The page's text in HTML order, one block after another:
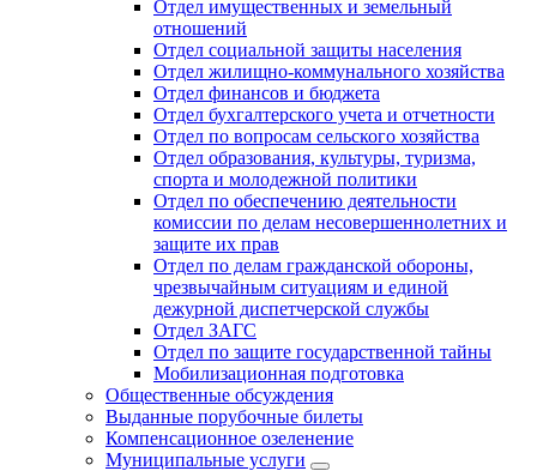
Отдел имущественных и земельный
отношений
Отдел социальной защиты населения
Отдел жилищно-коммунального хозяйства
Отдел финансов и бюджета
Отдел бухгалтерского учета и отчетности
Отдел по вопросам сельского хозяйства
Отдел образования, культуры, туризма,
спорта и молодежной политики
Отдел по обеспечению деятельности
комиссии по делам несовершеннолетних и
защите их прав
Отдел по делам гражданской обороны,
чрезвычайным ситуациям и единой
дежурной диспетчерской службы
Отдел ЗАГС
Отдел по защите государственной тайны
Мобилизационная подготовка
Общественные обсуждения
Выданные порубочные билеты
Компенсационное озеленение
Муниципальные услуги